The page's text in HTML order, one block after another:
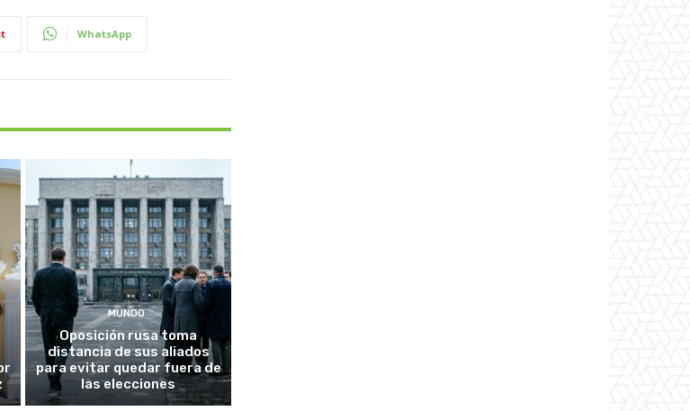
WhatsApp
MUNDO
Oposición rusa toma
distancia de sus aliados
para evitar quedar fuera de
las elecciones